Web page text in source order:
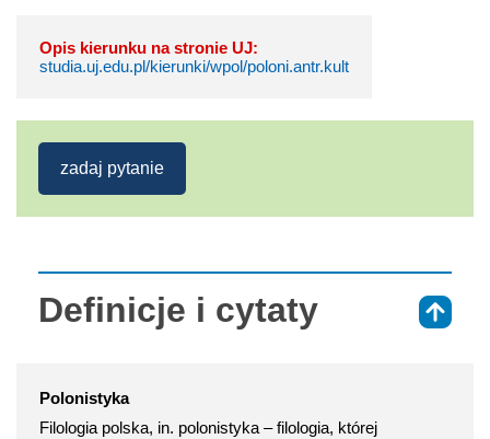
Opis kierunku na stronie UJ:
studia.uj.edu.pl/kierunki/wpol/poloni.antr.kult
zadaj pytanie
Definicje i cytaty
Polonistyka
Filologia polska, in. polonistyka – filologia, której